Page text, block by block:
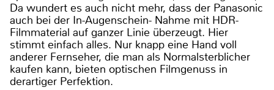
Da wundert es auch nicht mehr, dass der Panasonic
auch bei der In-Augenschein- Nahme mit HDR-
Filmmaterial auf ganzer Linie überzeugt. Hier
stimmt einfach alles. Nur knapp eine Hand voll
anderer Fernseher, die man als Normalsterblicher
kaufen kann, bieten optischen Filmgenuss in
derartiger Perfektion.